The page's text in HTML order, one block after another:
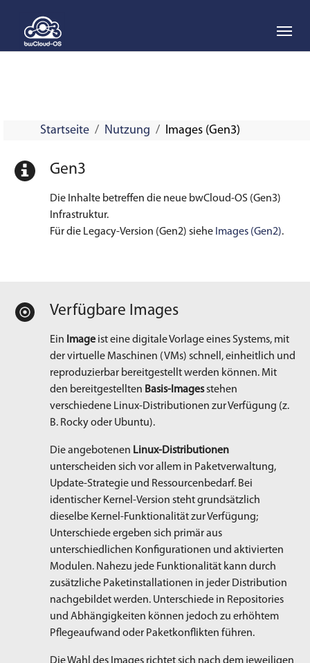
Startseite Nutzung Images (Gen3)
Gen3
Die Inhalte betreffen die neue bwCloud-OS (Gen3)
Infrastruktur.
Für die Legacy-Version (Gen2) siehe Images (Gen2).
Verfügbare Images
Ein Image ist eine digitale Vorlage eines Systems, mit
der virtuelle Maschinen (VMs) schnell, einheitlich und
reproduzierbar bereitgestellt werden können. Mit
den bereitgestellten Basis-Imagesstehen
verschiedene Linux-Distributionen zur Verfügung (z.
B. Rocky oder Ubuntu).
Die angebotenen Linux-Distributionen
unterscheiden sich vor allem in Paketverwaltung,
Update-Strategie und Ressourcenbedarf. Bei
identischer Kernel-Version steht grundsätzlich
dieselbe Kernel-Funktionalität zur Verfügung;
Unterschiede ergeben sich primär aus
unterschiedlichen Konfigurationen und aktivierten
Modulen. Nahezu jede Funktionalität kann durch
zusätzliche Paketinstallationen in jeder Distribution
nachgebildet werden. Unterschiede in Repositories
und Abhängigkeiten können jedoch zu erhöhtem
Pflegeaufwand oder Paketkonflikten führen.